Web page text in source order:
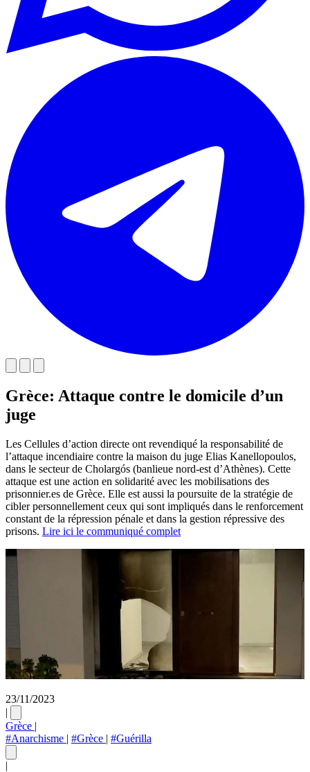
Grèce: Attaque contre le domicile d’un
juge
Les Cellules d’action directe ont revendiqué la responsabilité de
l’attaque incendiaire contre la maison du juge Elias Kanellopoulos,
dans le secteur de Cholargós (banlieue nord-est d’Athènes). Cette
attaque est une action en solidarité avec les mobilisations des
prisonnier.es de Grèce. Elle est aussi la poursuite de la stratégie de
cibler personnellement ceux qui sont impliqués dans le renforcement
constant de la répression pénale et dans la gestion répressive des
prisons. Lire ici le communiqué complet
23/11/2023
|
Grèce |
#Anarchisme | #Grèce | #Guérilla
|